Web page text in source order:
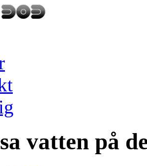
vatten på